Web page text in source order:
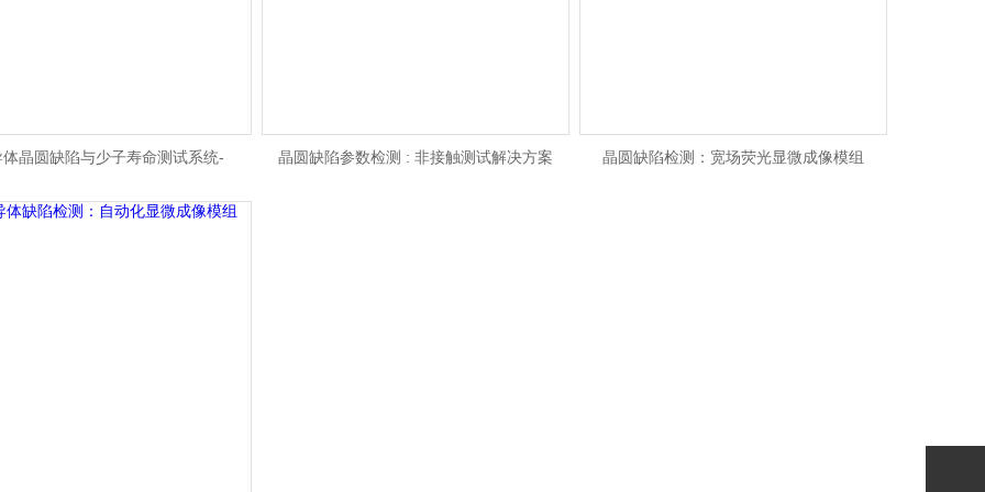
晶圆缺陷与少子寿命测试系统-
SPM900
晶圆缺陷参数检测 : 非接触测试解决方案 晶圆缺陷检测：宽场荧光显微成像模组